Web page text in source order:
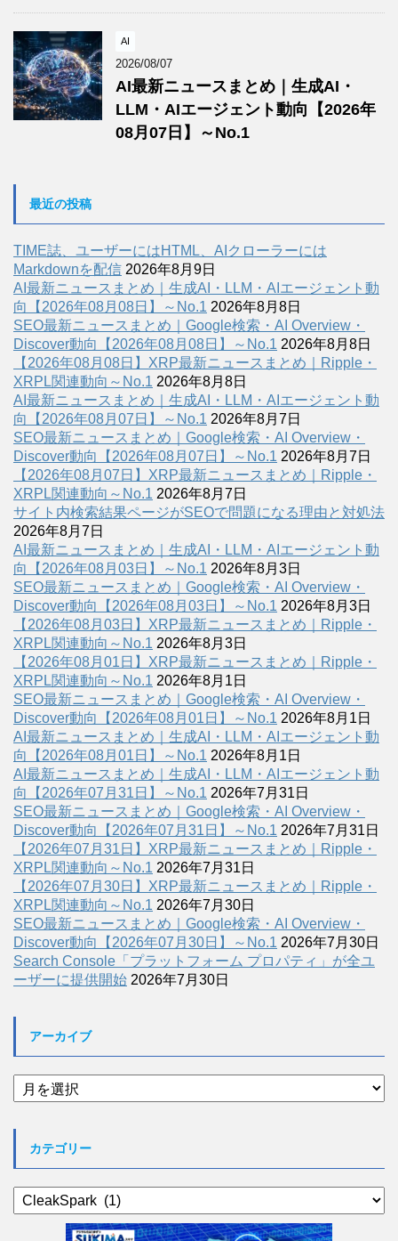
AI
2026/08/07
AI最新ニュースまとめ｜生成AI・
LLM・AIエージェント動向【2026年
08月07日】～No.1
最近の投稿
TIME誌、ユーザーにはHTML、AIクローラーには
Markdownを配信 2026年8月9日
AI最新ニュースまとめ｜生成AI・LLM・AIエージェント動
向【2026年08月08日】～No.1 2026年8月8日
SEO最新ニュースまとめ｜Google検索・AI Overview・
Discover動向【2026年08月08日】～No.1 2026年8月8日
【2026年08月08日】XRP最新ニュースまとめ｜Ripple・
XRPL関連動向～No.1 2026年8月8日
AI最新ニュースまとめ｜生成AI・LLM・AIエージェント動
向【2026年08月07日】～No.1 2026年8月7日
SEO最新ニュースまとめ｜Google検索・AI Overview・
Discover動向【2026年08月07日】～No.1 2026年8月7日
【2026年08月07日】XRP最新ニュースまとめ｜Ripple・
XRPL関連動向～No.1 2026年8月7日
サイト内検索結果ページがSEOで問題になる理由と対処法
2026年8月7日
AI最新ニュースまとめ｜生成AI・LLM・AIエージェント動
向【2026年08月03日】～No.1 2026年8月3日
SEO最新ニュースまとめ｜Google検索・AI Overview・
Discover動向【2026年08月03日】～No.1 2026年8月3日
【2026年08月03日】XRP最新ニュースまとめ｜Ripple・
XRPL関連動向～No.1 2026年8月3日
【2026年08月01日】XRP最新ニュースまとめ｜Ripple・
XRPL関連動向～No.1 2026年8月1日
SEO最新ニュースまとめ｜Google検索・AI Overview・
Discover動向【2026年08月01日】～No.1 2026年8月1日
AI最新ニュースまとめ｜生成AI・LLM・AIエージェント動
向【2026年08月01日】～No.1 2026年8月1日
AI最新ニュースまとめ｜生成AI・LLM・AIエージェント動
向【2026年07月31日】～No.1 2026年7月31日
SEO最新ニュースまとめ｜Google検索・AI Overview・
Discover動向【2026年07月31日】～No.1 2026年7月31日
【2026年07月31日】XRP最新ニュースまとめ｜Ripple・
XRPL関連動向～No.1 2026年7月31日
【2026年07月30日】XRP最新ニュースまとめ｜Ripple・
XRPL関連動向～No.1 2026年7月30日
SEO最新ニュースまとめ｜Google検索・AI Overview・
Discover動向【2026年07月30日】～No.1 2026年7月30日
Search Console「プラットフォーム プロパティ」が全ユ
ーザーに提供開始 2026年7月30日
アーカイブ
ア
ー
カテゴリー
カ
テ